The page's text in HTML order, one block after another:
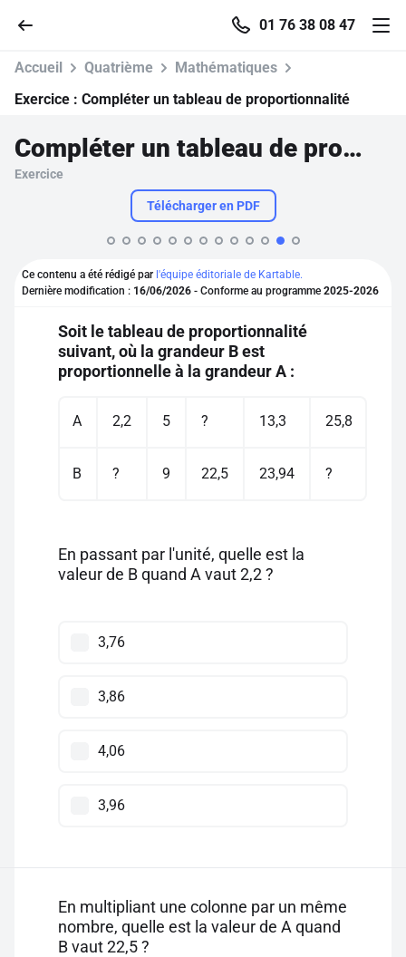
01 76 38 08 47
Accueil
Recherche
Se connecter
S'inscrire gratuitement
Accueil Quatrième
Mathématiques
Exercice : Compléter un tableau de proportionnalité
Compléter un tableau de proportionnalité
Exercice
Télécharger en PDF
Ce contenu a été rédigé par l'équipe éditoriale de Kartable.
Dernière modification : 16/06/2026 - Conforme au programme 2025-2026
Soit le tableau de proportionnalité
suivant, où la grandeur B est
proportionnelle à la grandeur A :
A 2,2 5 ? 13,3 25,8
B ? 9 22,5 23,94 ?
En passant par l'unité, quelle est la
valeur de B quand A vaut 2,2 ?
3,76
3,86
4,06
3,96
En multipliant une colonne par un même
nombre, quelle est la valeur de A quand
B vaut 22,5 ?